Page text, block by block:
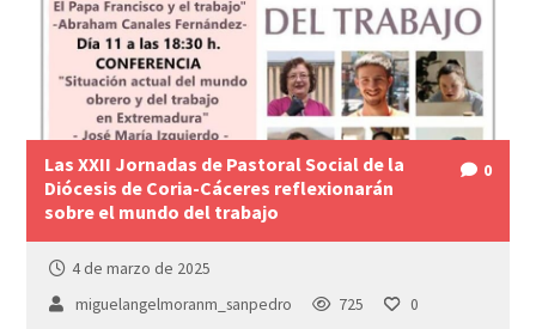
Las XXII Jornadas de Pastoral Social de la
Diócesis de Coria-Cáceres reflexionarán
sobre el mundo del trabajo
0
4 de marzo de 2025
miguelangelmoranm_sanpedro
725
0